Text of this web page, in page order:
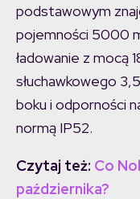
podstawowym
pojemności 5000
ładowanie z mocą
słuchawkowego
boku i odporności
normą IP52.
Czytaj też: Co
października?